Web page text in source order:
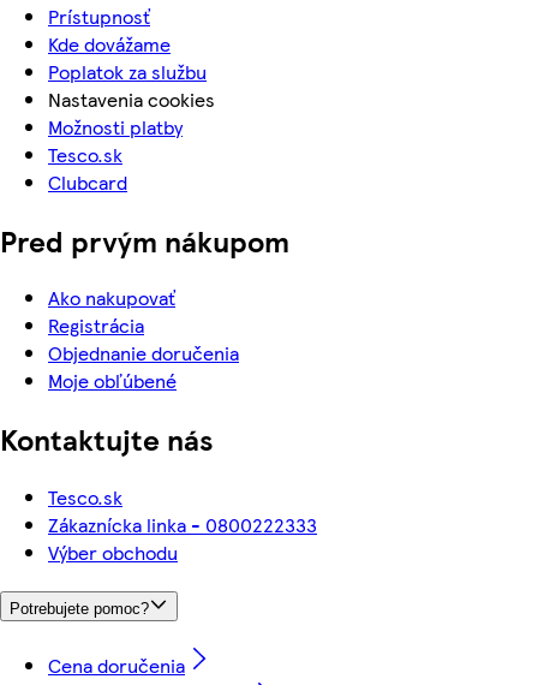
Prístupnosť
Kde dovážame
Poplatok za službu
Nastavenia cookies
Možnosti platby
Tesco.sk
Clubcard
Pred prvým nákupom
Ako nakupovať
Registrácia
Objednanie doručenia
Moje obľúbené
Kontaktujte nás
Tesco.sk
Zákaznícka linka - 0800222333
Výber obchodu
Potrebujete pomoc?
Cena doručenia